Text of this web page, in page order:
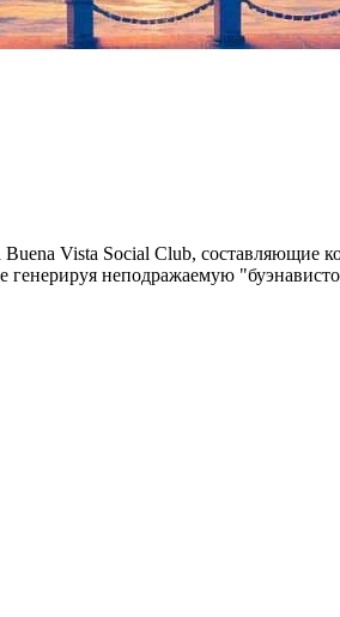
Vista Social Club, составляющие
неподражаемую